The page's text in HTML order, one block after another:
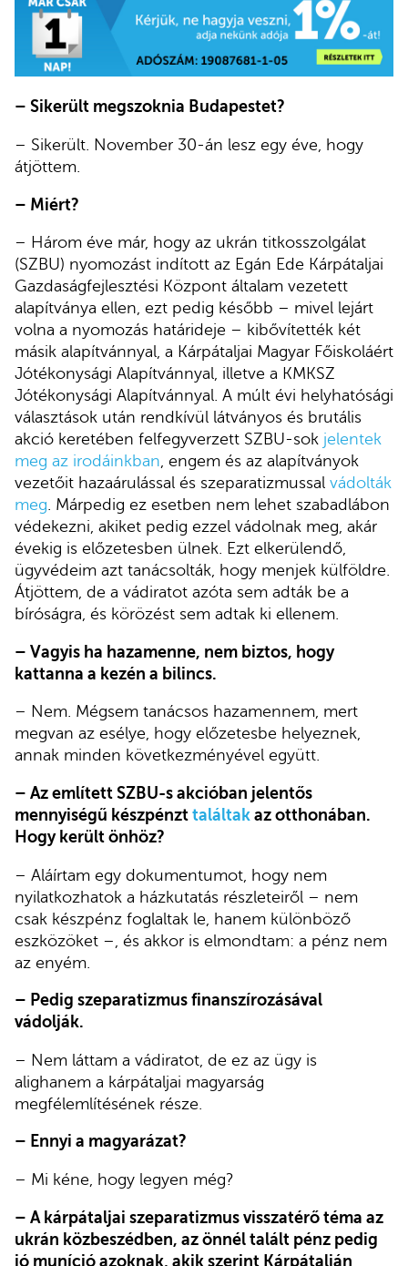
– Sikerült megszoknia Budapestet?
– Sikerült. November 30-án lesz egy éve, hogy
átjöttem.
– Miért?
– Három éve már, hogy az ukrán titkosszolgálat
(SZBU) nyomozást indított az Egán Ede Kárpátaljai
Gazdaságfejlesztési Központ általam vezetett
alapítványa ellen, ezt pedig később – mivel lejárt
volna a nyomozás határideje – kibővítették két
másik alapítvánnyal, a Kárpátaljai Magyar Főiskoláért
Jótékonysági Alapítvánnyal, illetve a KMKSZ
Jótékonysági Alapítvánnyal. A múlt évi helyhatósági
választások után rendkívül látványos és brutális
akció keretében felfegyverzett SZBU-sok jelentek
meg az irodáinkban, engem és az alapítványok
vezetőit hazaárulással és szeparatizmussal vádolták
meg. Márpedig ez esetben nem lehet szabadlábon
védekezni, akiket pedig ezzel vádolnak meg, akár
évekig is előzetesben ülnek. Ezt elkerülendő,
ügyvédeim azt tanácsolták, hogy menjek külföldre.
Átjöttem, de a vádiratot azóta sem adták be a
bíróságra, és körözést sem adtak ki ellenem.
– Vagyis ha hazamenne, nem biztos, hogy
kattanna a kezén a bilincs.
– Nem. Mégsem tanácsos hazamennem, mert
megvan az esélye, hogy előzetesbe helyeznek,
annak minden következményével együtt.
– Az említett SZBU-s akcióban jelentős
mennyiségű készpénzt találtak az otthonában.
Hogy került önhöz?
– Aláírtam egy dokumentumot, hogy nem
nyilatkozhatok a házkutatás részleteiről – nem
csak készpénz foglaltak le, hanem különböző
eszközöket –, és akkor is elmondtam: a pénz nem
az enyém.
– Pedig szeparatizmus finanszírozásával
vádolják.
– Nem láttam a vádiratot, de ez az ügy is
alighanem a kárpátaljai magyarság
megfélemlítésének része.
– Ennyi a magyarázat?
– Mi kéne, hogy legyen még?
– A kárpátaljai szeparatizmus visszatérő téma az
ukrán közbeszédben, az önnél talált pénz pedig
jó muníció azoknak, akik szerint Kárpátalján